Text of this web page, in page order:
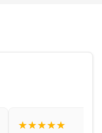
★★★★★